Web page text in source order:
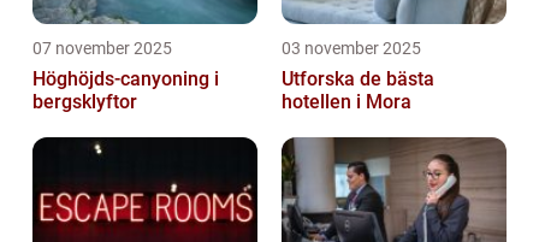
07 november 2025
Höghöjds-canyoning i
bergsklyftor
03 november 2025
Utforska de bästa
hotellen i Mora